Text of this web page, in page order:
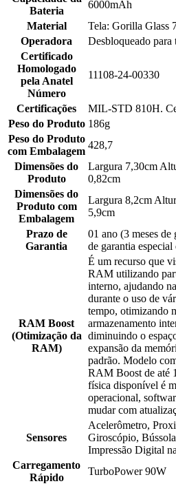
Bateria
6000mAh
Material
Tela: Gorilla Glass
Operadora
Desbloqueado para
Certificado
Homologado
pela Anatel
Número
11108-24-00330
Certificações
MIL-STD 810H.
Peso do Produto 186g
Peso do Produto
com Embalagem
428,7
Dimensões do
Produto
Largura 7,30cm
0,82cm
Dimensões do
Produto com
Embalagem
Largura 8,2cm
5,9cm
Prazo de
Garantia
01 ano (3 meses de
de garantia
RAM Boost
(Otimização da
RAM)
É um recurso que
RAM utilizando
interno, ajudando
durante o uso de
tempo, otimizando
armazenamento
diminuindo o
expansão da
padrão. Modelo
RAM Boost de até
física disponível é
operacional,
mudar com
Sensores
Acelerômetro,
Giroscópio,
Impressão Digital
Carregamento
Rápido
TurboPower 90W